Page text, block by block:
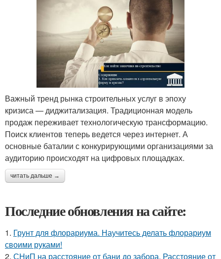
Важный тренд рынка строительных услуг в эпоху
кризиса — диджитализация. Традиционная модель
продаж переживает технологическую трансформацию.
Поиск клиентов теперь ведется через интернет. А
основные баталии с конкурирующими организациями за
аудиторию происходят на цифровых площадках.
читать дальше →
Последние обновления на сайте:
1. Грунт для флорариума. Научитесь делать флорариум
своими руками!
2. СНиП на расстояние от бани до забора. Расстояние от